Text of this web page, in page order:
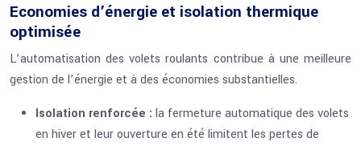
Economies d’énergie et isolation thermique
optimisée
L’automatisation des volets roulants contribue à une meilleure
gestion de l’énergie et à des économies substantielles.
Isolation renforcée : la fermeture automatique des volets
en hiver et leur ouverture en été limitent les pertes de